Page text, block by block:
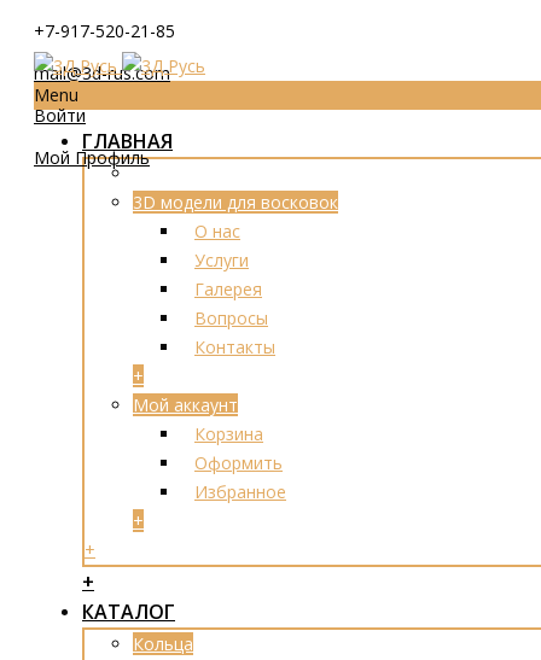
+7-917-520-21-85
mail@3d-rus.com
Войти
Мой Профиль
Menu
ГЛАВНАЯ
3D модели для восковок
О нас
Услуги
Галерея
Вопросы
Контакты
+
Мой аккаунт
Корзина
Оформить
Избранное
+
+
+
КАТАЛОГ
Кольца